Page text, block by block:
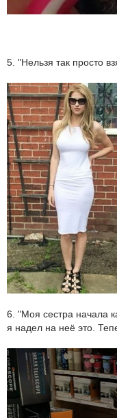
5. "Нельзя так просто
6. "Моя сестра начала
я надел на неё это.